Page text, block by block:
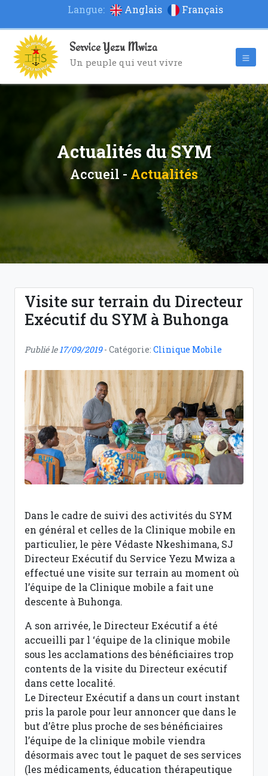
Langue: Anglais Français
Service Yezu Mwiza
Un peuple qui veut vivre
Actualités du SYM
Accueil - Actualités
Visite sur terrain du Directeur
Exécutif du SYM à Buhonga
Publié le17/09/2019 - Catégorie: Clinique Mobile
Dans le cadre de suivi des activités du SYM
en général et celles de la Clinique mobile en
particulier, le père Védaste Nkeshimana, SJ
Directeur Exécutif du Service Yezu Mwiza a
effectué une visite sur terrain au moment où
l’équipe de la Clinique mobile a fait une
descente à Buhonga.
A son arrivée, le Directeur Exécutif a été
accueilli par l ‘équipe de la clinique mobile
sous les acclamations des bénéficiaires trop
contents de la visite du Directeur exécutif
dans cette localité.
Le Directeur Exécutif a dans un court instant
pris la parole pour leur annoncer que dans le
but d’être plus proche de ses bénéficiaires
l’équipe de la clinique mobile viendra
désormais avec tout le paquet de ses services
(les médicaments, éducation thérapeutique